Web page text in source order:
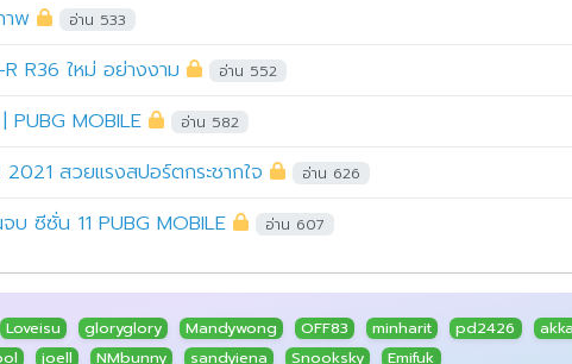
าพ อ่าน 533
R36 ใหม่ อย่างงาม อ่าน 552
PUBG MOBILE อ่าน 582
สวยแรงสปอร์ตกระชากใจ อ่าน 626
บ ซีซั่น 11 PUBG MOBILE อ่าน 607
Loveisu gloryglory Mandywong OFF83 minharit pd2426
joell NMbunny sandyiena Snooksky Emifuk